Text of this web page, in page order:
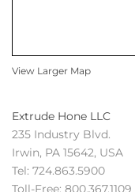
View Larger Map
Extrude Hone LLC
235 Industry Blvd.
Irwin, PA 15642, USA
Tel: 724.863.5900
Toll-Free: 800.367.1109